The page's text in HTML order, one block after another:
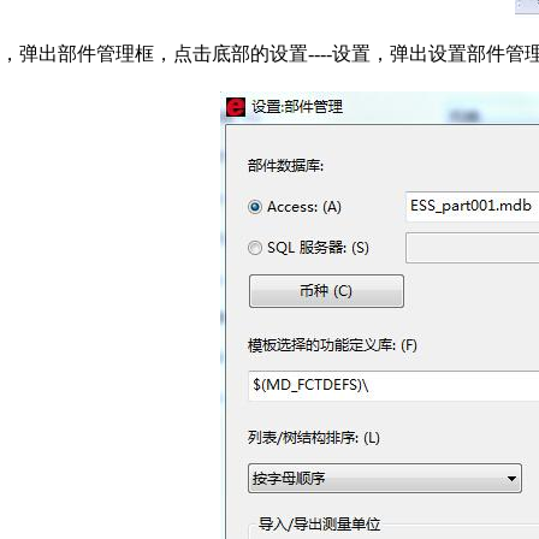
，弹出部件管理框，点击底部的设置----设置，弹出设置部件管